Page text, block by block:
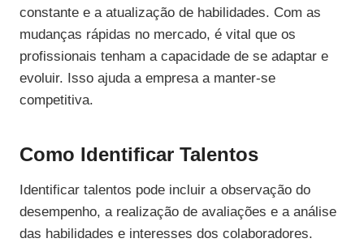
constante e a atualização de habilidades. Com as
mudanças rápidas no mercado, é vital que os
profissionais tenham a capacidade de se adaptar e
evoluir. Isso ajuda a empresa a manter-se
competitiva.
Como Identificar Talentos
Identificar talentos pode incluir a observação do
desempenho, a realização de avaliações e a análise
das habilidades e interesses dos colaboradores.